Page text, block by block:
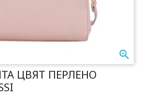

ЦВЯТ ПЕРЛЕНО